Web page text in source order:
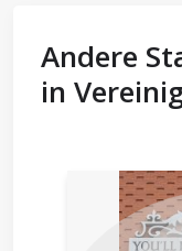
Andere
in